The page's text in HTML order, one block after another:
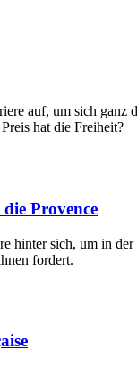
auf, um sich
hat die Freiheit?
Provence
hinter sich, um in
fordert.